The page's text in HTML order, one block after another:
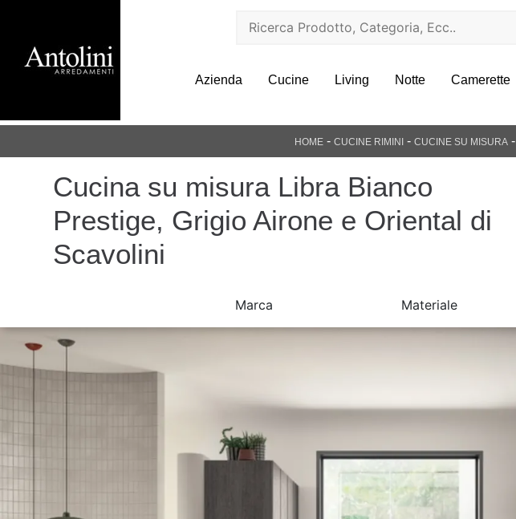
Azienda Cucine Living Notte Camerette
HOME- CUCINE RIMINI - CUCINE SU MISURA -
Cucina su misura Libra Bianco
Prestige, Grigio Airone e Oriental di
Scavolini
Marca Materiale